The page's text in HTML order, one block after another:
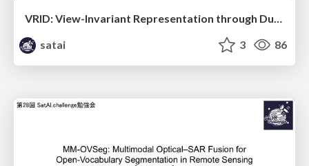
VRID: View-Invariant Representation through Dual-Axis Transformation for Cross-iew Pose Estimation
satai
3 86